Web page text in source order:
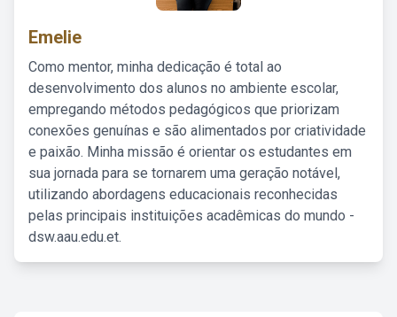
Emelie
Como mentor, minha dedicação é total ao
desenvolvimento dos alunos no ambiente escolar,
empregando métodos pedagógicos que priorizam
conexões genuínas e são alimentados por criatividade
e paixão. Minha missão é orientar os estudantes em
sua jornada para se tornarem uma geração notável,
utilizando abordagens educacionais reconhecidas
pelas principais instituições acadêmicas do mundo -
dsw.aau.edu.et.